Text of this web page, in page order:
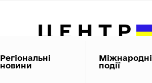
Регіональні
новини
Міжнародні
події